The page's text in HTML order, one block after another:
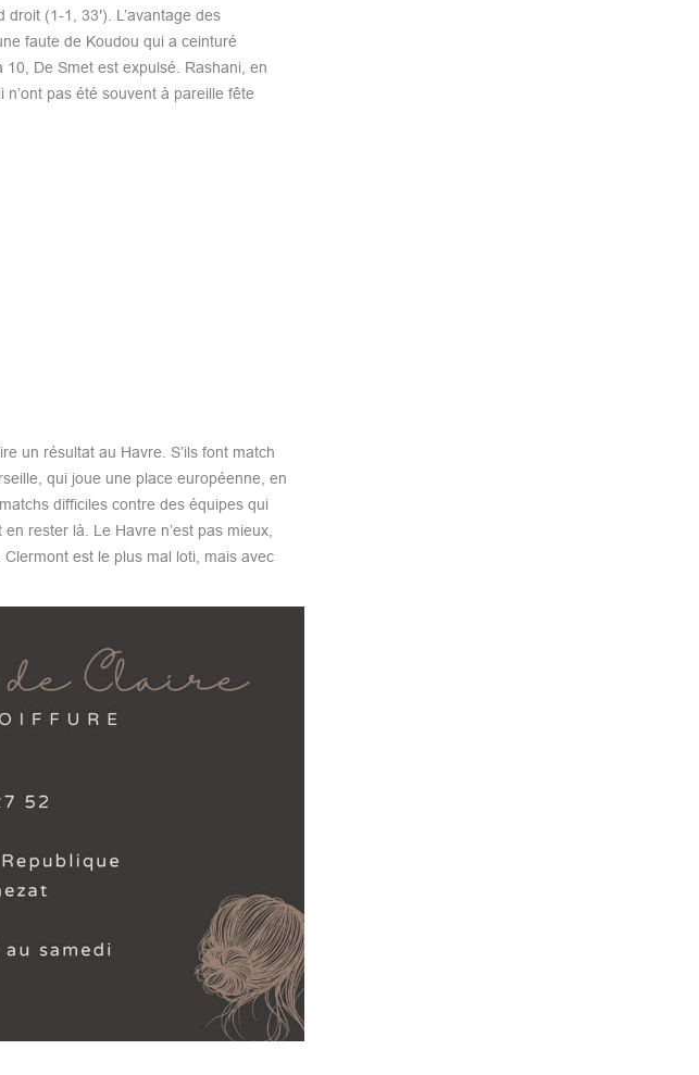
(1-1, 33′). L’avantage des
faute de Koudou qui a ceinturé
De Smet est expulsé. Rashani, en
pas été souvent à pareille fête
un résultat au Havre. S’ils font match
qui joue une place européenne, en
difficiles contre des équipes qui
rester là. Le Havre n’est pas mieux,
est le plus mal loti, mais avec